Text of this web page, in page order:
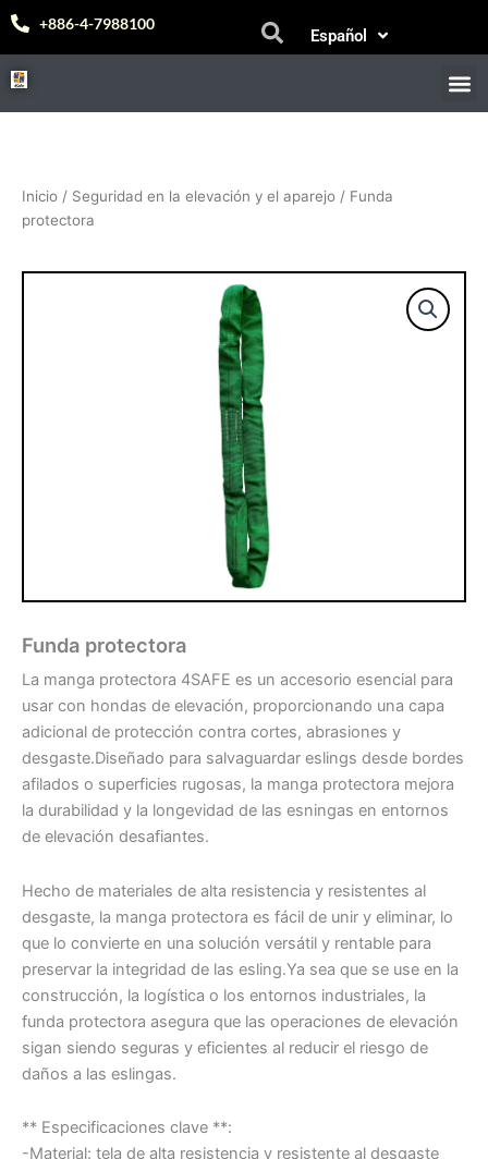
+886-4-7988100
Español
中文 (台灣)
Inicio / Seguridad en la elevación y el aparejo / Funda
protectora
Funda protectora
La manga protectora 4SAFE es un accesorio esencial para
usar con hondas de elevación, proporcionando una capa
adicional de protección contra cortes, abrasiones y
desgaste.Diseñado para salvaguardar eslings desde bordes
afilados o superficies rugosas, la manga protectora mejora
la durabilidad y la longevidad de las esningas en entornos
de elevación desafiantes.
Hecho de materiales de alta resistencia y resistentes al
desgaste, la manga protectora es fácil de unir y eliminar, lo
que lo convierte en una solución versátil y rentable para
preservar la integridad de las esling.Ya sea que se use en la
construcción, la logística o los entornos industriales, la
funda protectora asegura que las operaciones de elevación
sigan siendo seguras y eficientes al reducir el riesgo de
daños a las eslingas.
** Especificaciones clave **:
-Material: tela de alta resistencia y resistente al desgaste